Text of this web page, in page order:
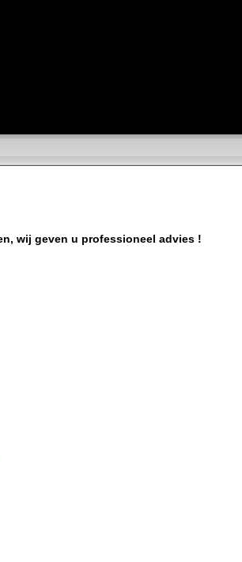
wij geven u professioneel advies !